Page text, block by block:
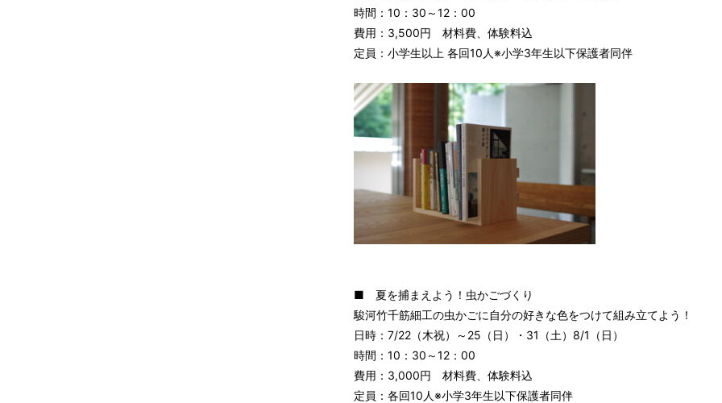
時間：10：30～12：00
費用：3,500円 材料費、体験料込
定員：小学生以上 各回10人※小学3年生以下保護者同伴
■ 夏を捕まえよう！虫かごづくり
駿河竹千筋細工の虫かごに自分の好きな色をつけて組み立てよう！
日時：7/22（木祝）～25（日）・31（土）8/1（日）
時間：10：30～12：00
費用：3,000円 材料費、体験料込
定員：各回10人※小学3年生以下保護者同伴